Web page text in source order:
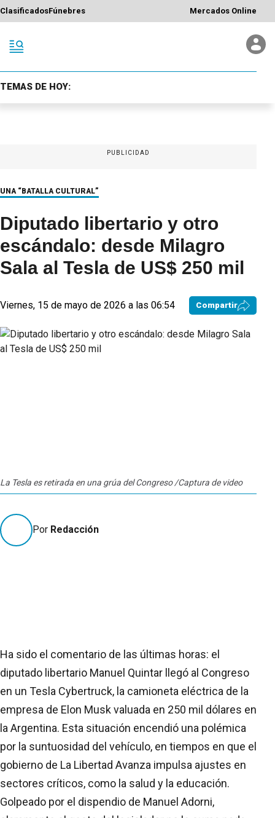
ClasificadosFúnebres Mercados Online
TEMAS DE HOY:
PUBLICIDAD
UNA “BATALLA CULTURAL”
Diputado libertario y otro
escándalo: desde Milagro
Sala al Tesla de US$ 250 mil
Viernes, 15 de mayo de 2026 a las 06:54 Compartir
La Tesla es retirada en una grúa del Congreso /Captura de video
Por Redacción
Ha sido el comentario de las últimas horas: el
diputado libertario Manuel Quintar llegó al Congreso
en un Tesla Cybertruck, la camioneta eléctrica de la
empresa de Elon Musk valuada en 250 mil dólares en
la Argentina. Esta situación encendió una polémica
por la suntuosidad del vehículo, en tiempos en que el
gobierno de La Libertad Avanza impulsa ajustes en
sectores críticos, como la salud y la educación.
Golpeado por el dispendio de Manuel Adorni,